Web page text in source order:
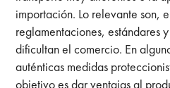
importación. Lo relevante son,
reglamentaciones, estándares
dificultan el comercio. En
auténticas medidas
objetivo es dar ventajas al